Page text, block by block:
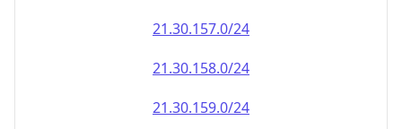
21.30.157.0/24
21.30.158.0/24
21.30.159.0/24